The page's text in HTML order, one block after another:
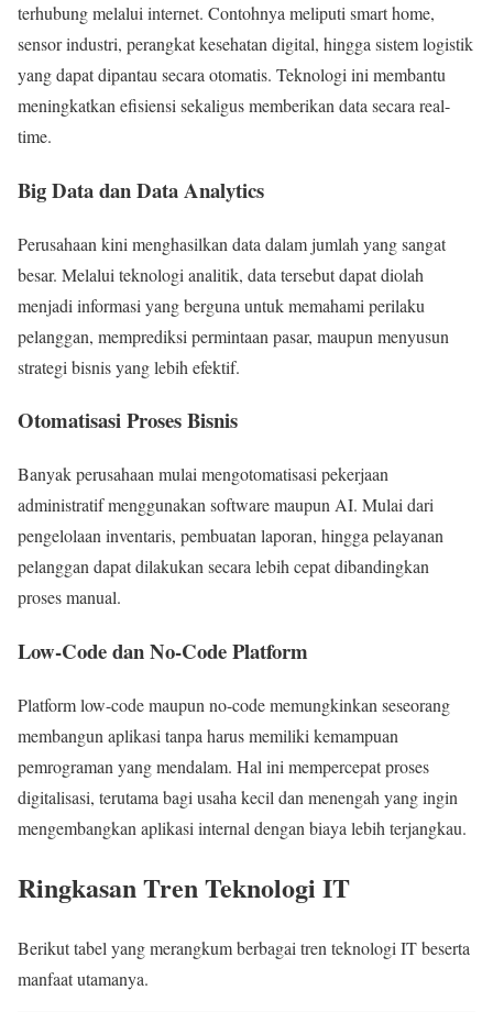
terhubung melalui internet. Contohnya meliputi smart home,
sensor industri, perangkat kesehatan digital, hingga sistem logistik
yang dapat dipantau secara otomatis. Teknologi ini membantu
meningkatkan efisiensi sekaligus memberikan data secara real-
time.
Big Data dan Data Analytics
Perusahaan kini menghasilkan data dalam jumlah yang sangat
besar. Melalui teknologi analitik, data tersebut dapat diolah
menjadi informasi yang berguna untuk memahami perilaku
pelanggan, memprediksi permintaan pasar, maupun menyusun
strategi bisnis yang lebih efektif.
Otomatisasi Proses Bisnis
Banyak perusahaan mulai mengotomatisasi pekerjaan
administratif menggunakan software maupun AI. Mulai dari
pengelolaan inventaris, pembuatan laporan, hingga pelayanan
pelanggan dapat dilakukan secara lebih cepat dibandingkan
proses manual.
Low-Code dan No-Code Platform
Platform low-code maupun no-code memungkinkan seseorang
membangun aplikasi tanpa harus memiliki kemampuan
pemrograman yang mendalam. Hal ini mempercepat proses
digitalisasi, terutama bagi usaha kecil dan menengah yang ingin
mengembangkan aplikasi internal dengan biaya lebih terjangkau.
Ringkasan Tren Teknologi IT
Berikut tabel yang merangkum berbagai tren teknologi IT beserta
manfaat utamanya.